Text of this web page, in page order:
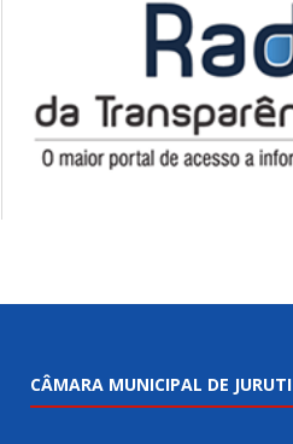
CÂMARA MUNICIPAL DE JURUTI